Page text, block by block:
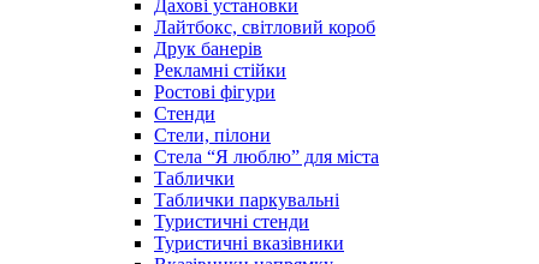
Дахові установки
Лайтбокс, світловий короб
Друк банерів
Рекламні стійки
Ростові фігури
Стенди
Стели, пілони
Стела “Я люблю” для міста
Таблички
Таблички паркувальні
Туристичні стенди
Туристичні вказівники